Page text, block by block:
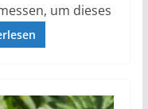
um dieses